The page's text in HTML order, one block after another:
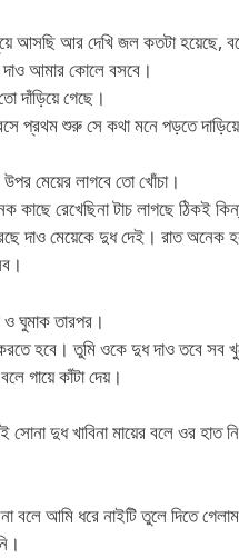
আসছি আর দেখি জল কতটা হয়েছে,
আমার কোলে বসবে।
দাঁড়িয়ে গেছে।
প্রথম শুরু সে কথা মনে পড়তে
মেয়ের লাগবে তো খোঁচা।
রেখেছিনা টাচ লাগছে ঠিকই
দাও মেয়েকে দুধ দেই। রাত অনেক
ঘুমাক তারপর।
হবে। তুমি ওকে দুধ দাও তবে সব
গায়ে কাঁটা দেয়।
দুধ খাবিনা মায়ের বলে ওর হাত
আমি ধরে নাইটি তুলে দিতে